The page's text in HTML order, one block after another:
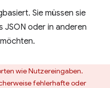
Sie müssen sie
JSON oder in anderen
wie Nutzereingaben.
fehlerhafte oder